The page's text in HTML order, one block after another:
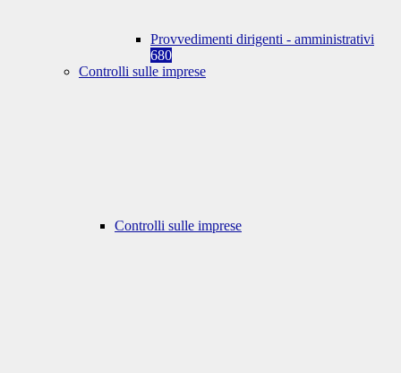
Provvedimenti dirigenti - amministrativi
680
Controlli sulle imprese
Controlli sulle imprese